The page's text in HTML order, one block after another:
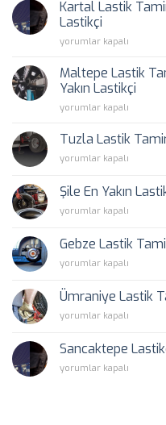
–
0530
585
–
En
Lastikçi
Kartal Lastik
Lastikçi
Kartal
Tamiri
–
0530
585
–
Yakın
için
yorumlar kapalı
Maltepe Lastik
Yakın Lastikçi
Maltepe
Tamiri
–
0530
8634
–
En
Lastikçi
yorumlar kapalı
Tuzla Lastik
Tuzla
Tamiri
–
En
Lastikçi
yorumlar kapalı
Şile En Yakın
Şile
Yakın
Lastikçi
için
yorumlar kapalı
Gebze Lastik
Gebze
Tamiri
için
yorumlar kapalı
Ümraniye Lastik
Ümraniye
Tamiri
için
yorumlar kapalı
Sancaktepe
Sancaktepe
yorumlar kapalı